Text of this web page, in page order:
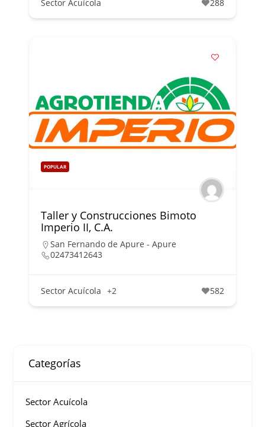
Sector Acuícola 288
POPULAR
Taller y Construcciones Bimoto
Imperio II, C.A.
San Fernando de Apure - Apure
02473412643
Sector Acuícola +2 582
Categorías
Sector Acuícola
Sector Agrícola